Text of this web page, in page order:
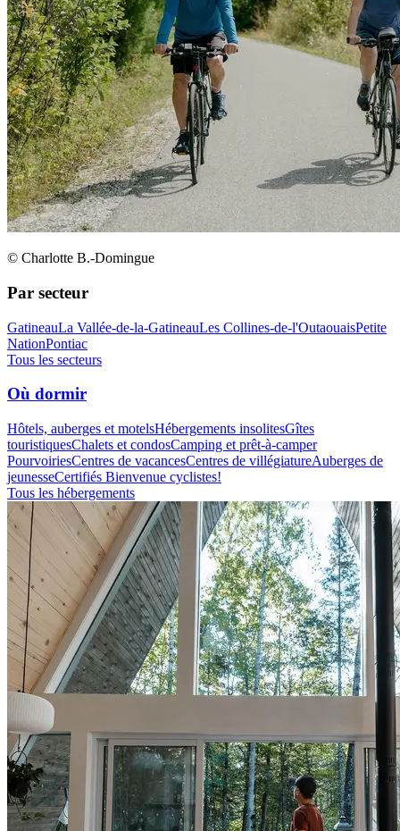
© Charlotte B.-Domingue
Par secteur
GatineauLa Vallée-de-la-GatineauLes Collines-de-l'OutaouaisPetite
NationPontiac
Tous les secteurs
Où dormir
Hôtels, auberges et motelsHébergements insolitesGîtes
touristiquesChalets et condosCamping et prêt-à-camper
PourvoiriesCentres de vacancesCentres de villégiatureAuberges de
jeunesseCertifiés Bienvenue cyclistes!
Tous les hébergements